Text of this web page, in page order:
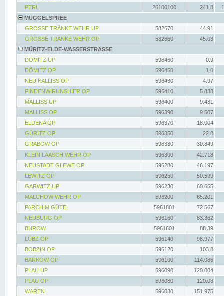
PERL
26100100 241.8
MÜGGELSPREE
GROSSE TRÄNKE WEHR UP
582670
44.91
GROSSE TRÄNKE WEHR OP
582660
45.03
MÜRITZ-ELDE-WASSERSTRASSE
DÖMITZ UP
596460
0.9
DÖMITZ OP
596450
1.0
NEU KALLISS OP
596430
4.97
FINDENWIRUNSHIER OP
596410
5.838
MALLISS UP
596400
9.431
MALLISS OP
596390
9.507
ELDENA OP
596370
18.004
GÜRITZ OP
596350
22.8
GRABOW OP
596330
30.849
KLEIN LAASCH WEHR OP
596300
42.718
NEUSTADT GLEWE OP
596280
46.197
LEWITZ OP
596250
50.599
GARWITZ UP
596230
60.655
MALCHOW WEHR OP
596200
65.201
PARCHIM GÜTE
5961801
72.567
NEUBURG OP
596160
83.362
BUROW
5961601
88.39
LÜBZ OP
596140
98.977
BOBZIN OP
596120
103.8
BARKOW OP
596100
114.086
PLAU UP
596090
120.004
PLAU OP
596080
120.08
WAREN
596030
151.975